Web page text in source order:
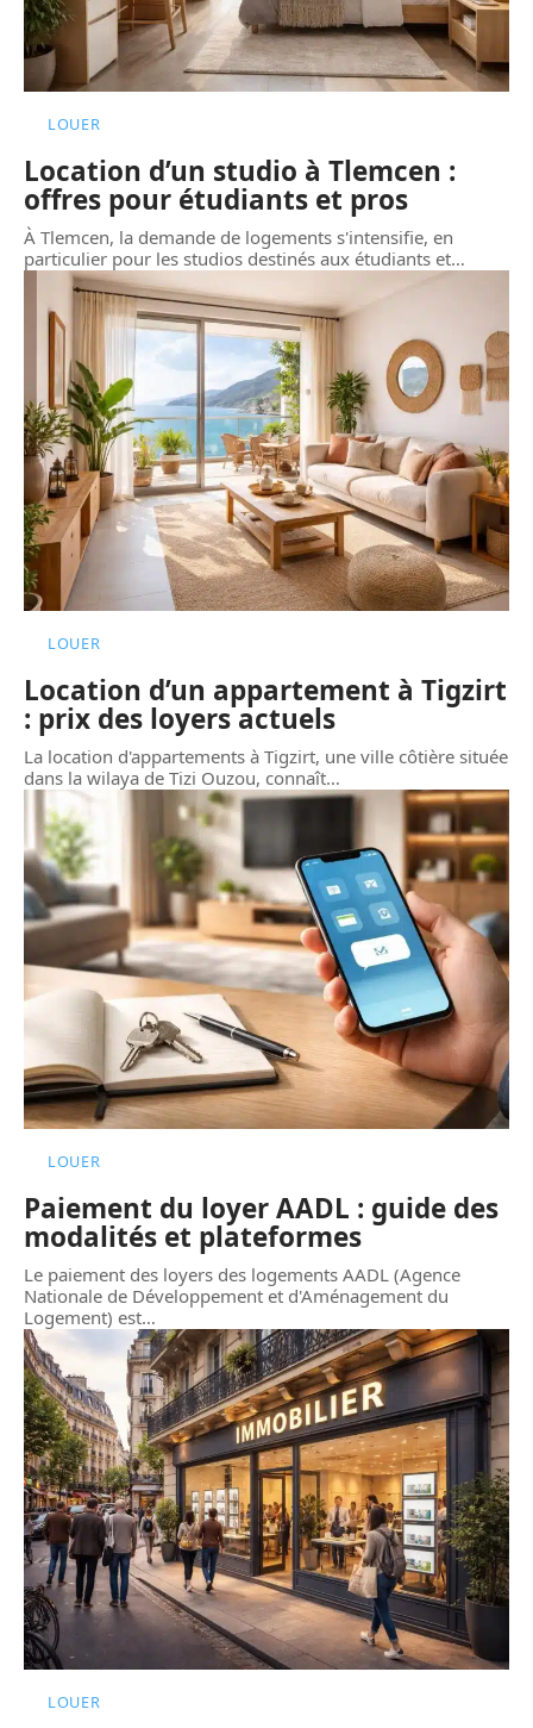
LOUER
Location d’un studio à Tlemcen :
offres pour étudiants et pros
À Tlemcen, la demande de logements s'intensifie, en
particulier pour les studios destinés aux étudiants et…
LOUER
Location d’un appartement à Tigzirt
: prix des loyers actuels
La location d'appartements à Tigzirt, une ville côtière située
dans la wilaya de Tizi Ouzou, connaît…
LOUER
Paiement du loyer AADL : guide des
modalités et plateformes
Le paiement des loyers des logements AADL (Agence
Nationale de Développement et d'Aménagement du
Logement) est…
LOUER